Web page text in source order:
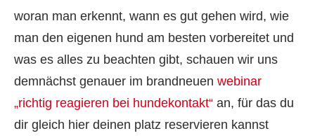
woran man erkennt, wann es gut gehen wird, wie
man den eigenen hund am besten vorbereitet und
was es alles zu beachten gibt, schauen wir uns
demnächst genauer im brandneuen webinar
„richtig reagieren bei hundekontakt“ an, für das du
dir gleich hier deinen platz reservieren kannst